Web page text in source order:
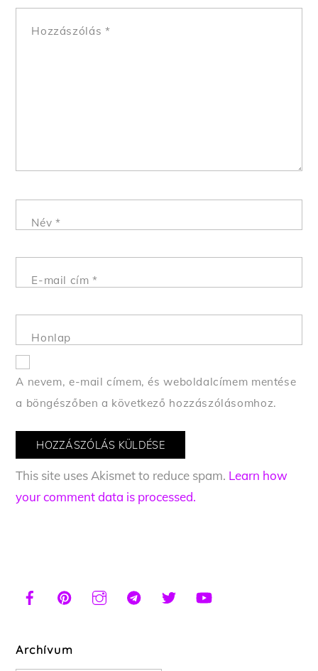
Hozzászólás *
Név *
E-mail cím*
Honlap
A nevem, e-mail címem, és weboldalcímem mentése
a böngészőben a következő hozzászólásomhoz.
This site uses Akismet to reduce spam. Learn how
your comment data is processed.
Archívum